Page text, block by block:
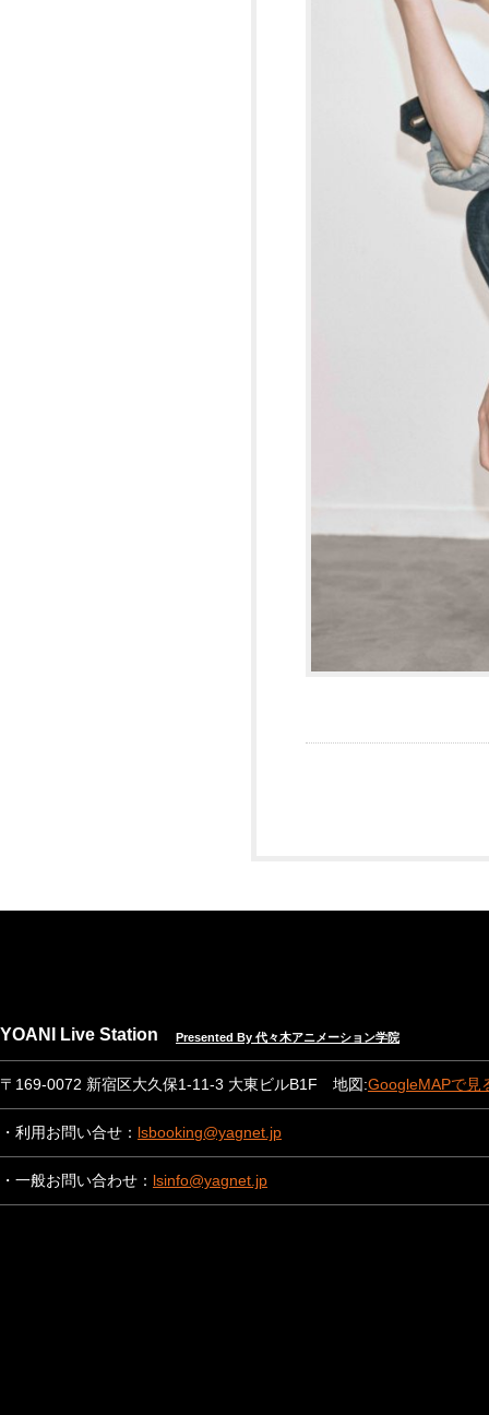
YOANI Live Station Presented By 代々木アニメーション学院
〒169-0072 新宿区大久保1-11-3 大東ビルB1F 地図:GoogleMAPで見
・利用お問い合せ： lsbooking@yagnet.jp
・一般お問い合わせ： lsinfo@yagnet.jp